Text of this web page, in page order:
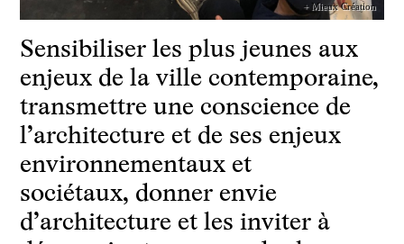
+ Mieux Création
Sensibiliser les plus jeunes aux
enjeux de la ville contemporaine,
transmettre une conscience de
l’architecture et de ses enjeux
environnementaux et
sociétaux, donner envie
d’architecture et les inviter à